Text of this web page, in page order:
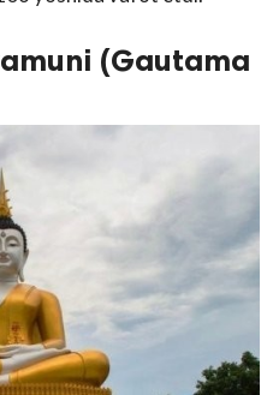
(Gautama